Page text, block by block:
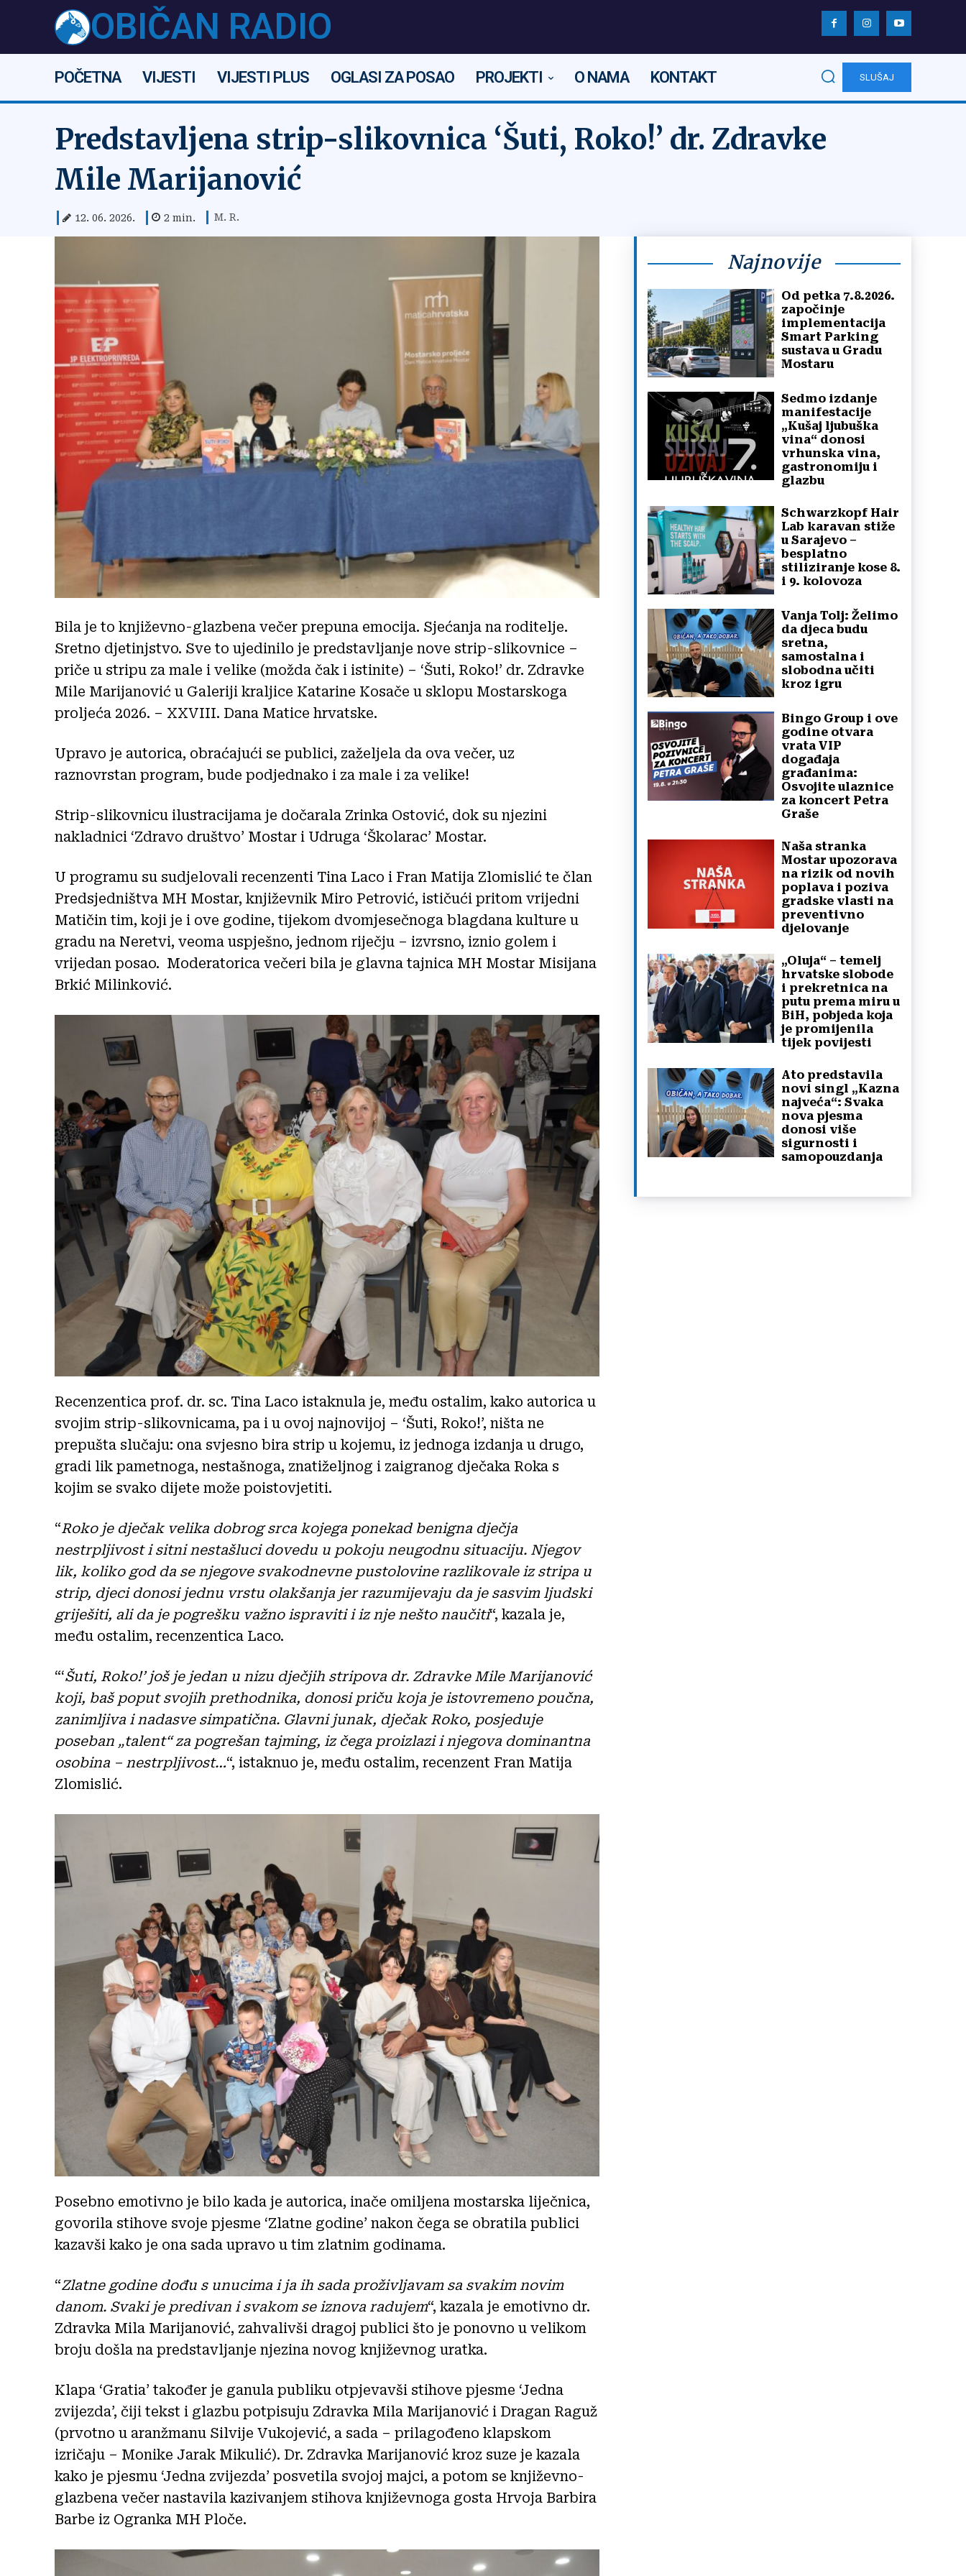
OBIČAN RADIO
POČETNA VIJESTI VIJESTI PLUS OGLASI ZA POSAO PROJEKTI O NAMA KONTAKT SLUŠAJ
Predstavljena strip-slikovnica ‘Šuti, Roko!’ dr. Zdravke
Mile Marijanović
12. 06. 2026. 2 min. M. R.
Bila je to književno-glazbena večer prepuna emocija. Sjećanja na roditelje.
Sretno djetinjstvo. Sve to ujedinilo je predstavljanje nove strip-slikovnice –
priče u stripu za male i velike (možda čak i istinite) – ‘Šuti, Roko!’ dr. Zdravke
Mile Marijanović u Galeriji kraljice Katarine Kosače u sklopu Mostarskoga
proljeća 2026. – XXVIII. Dana Matice hrvatske.
Upravo je autorica, obraćajući se publici, zaželjela da ova večer, uz
raznovrstan program, bude podjednako i za male i za velike!
Strip-slikovnicu ilustracijama je dočarala Zrinka Ostović, dok su njezini
nakladnici ‘Zdravo društvo’ Mostar i Udruga ‘Školarac’ Mostar.
U programu su sudjelovali recenzenti Tina Laco i Fran Matija Zlomislić te član
Predsjedništva MH Mostar, književnik Miro Petrović, ističući pritom vrijedni
Matičin tim, koji je i ove godine, tijekom dvomjesečnoga blagdana kulture u
gradu na Neretvi, veoma uspješno, jednom riječju – izvrsno, iznio golem i
vrijedan posao. Moderatorica večeri bila je glavna tajnica MH Mostar Misijana
Brkić Milinković.
Recenzentica prof. dr. sc. Tina Laco istaknula je, među ostalim, kako autorica u
svojim strip-slikovnicama, pa i u ovoj najnovijoj – ‘Šuti, Roko!’, ništa ne
prepušta slučaju: ona svjesno bira strip u kojemu, iz jednoga izdanja u drugo,
gradi lik pametnoga, nestašnoga, znatiželjnog i zaigranog dječaka Roka s
kojim se svako dijete može poistovjetiti.
“Roko je dječak velika dobrog srca kojega ponekad benigna dječja
nestrpljivost i sitni nestašluci dovedu u pokoju neugodnu situaciju. Njegov
lik, koliko god da se njegove svakodnevne pustolovine razlikovale iz stripa u
strip, djeci donosi jednu vrstu olakšanja jer razumijevaju da je sasvim ljudski
griješiti, ali da je pogrešku važno ispraviti i iz nje nešto naučiti“, kazala je,
među ostalim, recenzentica Laco.
“‘Šuti, Roko!’ još je jedan u nizu dječjih stripova dr. Zdravke Mile Marijanović
koji, baš poput svojih prethodnika, donosi priču koja je istovremeno poučna,
zanimljiva i nadasve simpatična. Glavni junak, dječak Roko, posjeduje
poseban „talent“ za pogrešan tajming, iz čega proizlazi i njegova dominantna
osobina – nestrpljivost…“, istaknuo je, među ostalim, recenzent Fran Matija
Zlomislić.
Posebno emotivno je bilo kada je autorica, inače omiljena mostarska liječnica,
govorila stihove svoje pjesme ‘Zlatne godine’ nakon čega se obratila publici
kazavši kako je ona sada upravo u tim zlatnim godinama.
“Zlatne godine dođu s unucima i ja ih sada proživljavam sa svakim novim
danom. Svaki je predivan i svakom se iznova radujem“, kazala je emotivno dr.
Zdravka Mila Marijanović, zahvalivši dragoj publici što je ponovno u velikom
broju došla na predstavljanje njezina novog književnog uratka.
Klapa ‘Gratia’ također je ganula publiku otpjevavši stihove pjesme ‘Jedna
zvijezda’, čiji tekst i glazbu potpisuju Zdravka Mila Marijanović i Dragan Raguž
(prvotno u aranžmanu Silvije Vukojević, a sada – prilagođeno klapskom
izričaju – Monike Jarak Mikulić). Dr. Zdravka Marijanović kroz suze je kazala
kako je pjesmu ‘Jedna zvijezda’ posvetila svojoj majci, a potom se književno-
glazbena večer nastavila kazivanjem stihova književnoga gosta Hrvoja Barbira
Barbe iz Ogranka MH Ploče.
Najnovije
Od petka 7.8.2026.
započinje
implementacija
Smart Parking
sustava u Gradu
Mostaru
Sedmo izdanje
manifestacije
„Kušaj ljubuška
vina“ donosi
vrhunska vina,
gastronomiju i
glazbu
Schwarzkopf Hair
Lab karavan stiže
u Sarajevo –
besplatno
stiliziranje kose 8.
i 9. kolovoza
Vanja Tolj: Želimo
da djeca budu
sretna,
samostalna i
slobodna učiti
kroz igru
Bingo Group i ove
godine otvara
vrata VIP
događaja
građanima:
Osvojite ulaznice
za koncert Petra
Graše
Naša stranka
Mostar upozorava
na rizik od novih
poplava i poziva
gradske vlasti na
preventivno
djelovanje
„Oluja“ – temelj
hrvatske slobode
i prekretnica na
putu prema miru u
BiH, pobjeda koja
je promijenila
tijek povijesti
Ato predstavila
novi singl „Kazna
najveća“: Svaka
nova pjesma
donosi više
sigurnosti i
samopouzdanja